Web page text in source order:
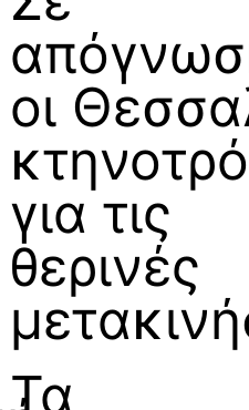
οι
για τις
θερινές
Τα